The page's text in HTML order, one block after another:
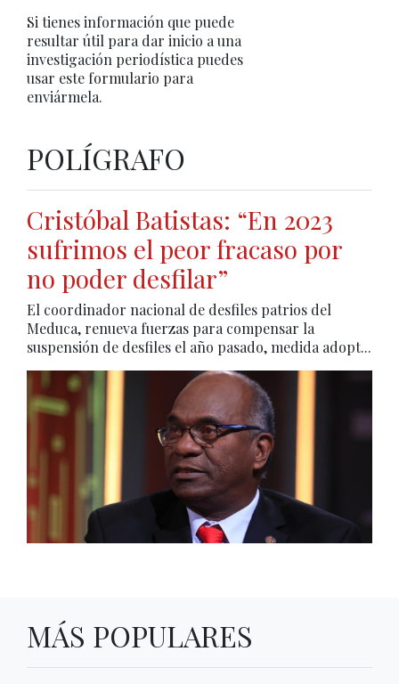
Si tienes información que puede
resultar útil para dar inicio a una
investigación periodística puedes
usar este formulario para
enviármela.
POLÍGRAFO
Cristóbal Batistas: “En 2023
sufrimos el peor fracaso por
no poder desfilar”
El coordinador nacional de desfiles patrios del
Meduca, renueva fuerzas para compensar la
suspensión de desfiles el año pasado, medida adopt...
MÁS POPULARES